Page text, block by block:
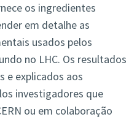
os ingredientes
em detalhe as
usados pelos
no LHC. Os resultados
e explicados aos
investigadores que
ou em colaboração